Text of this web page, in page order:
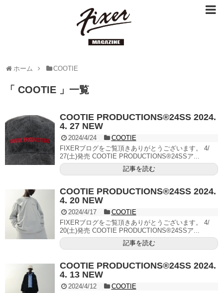
ホーム COOTIE
「 COOTIE 」一覧
COOTIE PRODUCTIONS®︎24SS 2024.
4. 27 NEW
2024/4/24
COOTIE
FIXERブログをご覧頂きありがとうございます。 4/
27(土)発売 COOTIE PRODUCTIONS®︎24SSア...
記事を読む
COOTIE PRODUCTIONS®︎24SS 2024.
4. 20 NEW
2024/4/17
COOTIE
FIXERブログをご覧頂きありがとうございます。 4/
20(土)発売 COOTIE PRODUCTIONS®︎24SSア...
記事を読む
COOTIE PRODUCTIONS®︎24SS 2024.
4. 13 NEW
2024/4/12
COOTIE